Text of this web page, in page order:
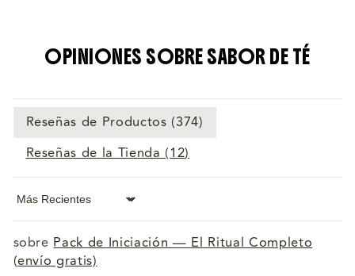
OPINIONES SOBRE SABOR DE TÉ
Reseñas de Productos (374)
Reseñas de la Tienda (12)
Sort by
Pack de Iniciación — El Ritual Completo
(envío gratis)